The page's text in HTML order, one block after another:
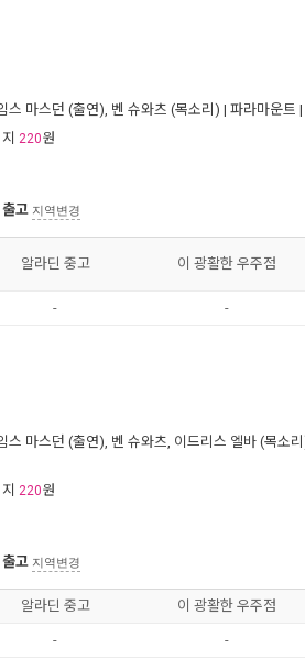
스 마스던 (출연), 벤 슈와츠 (목소리) | 파라마운트
220원
고 지역변경
알라딘 중고 이 광활한 우주점
- -
스 마스던 (출연), 벤 슈와츠, 이드리스 엘바 (목소
220원
고 지역변경
알라딘 중고 이 광활한 우주점
- -